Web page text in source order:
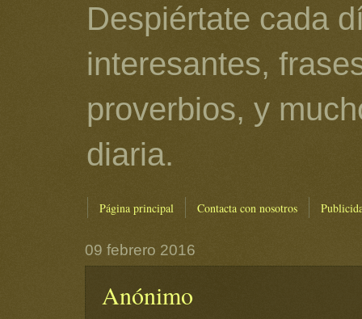
Despiértate cada
interesantes,
proverbios, y
diaria.
Página principal Contacta con nosotros
09 febrero 2016
Anónimo